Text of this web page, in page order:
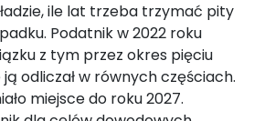
ile lat trzeba trzymać pity
Podatnik w 2022 roku
z tym przez okres pięciu
odliczał w równych częściach.
miejsce do roku 2027.